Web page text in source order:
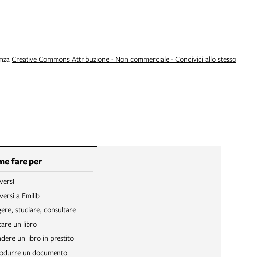
Creative Commons Attribuzione - Non commerciale - Condividi allo stesso
fare per
a Emilib
studiare, consultare
un libro
un libro in prestito
un documento